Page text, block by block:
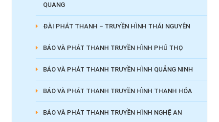
QUANG
ĐÀI PHÁT THANH – TRUYỀN HÌNH THÁI NGUYÊN
BÁO VÀ PHÁT THANH TRUYỀN HÌNH PHÚ THỌ
BÁO VÀ PHÁT THANH TRUYỀN HÌNH QUẢNG NINH
BÁO VÀ PHÁT THANH TRUYỀN HÌNH THANH HÓA
BÁO VÀ PHÁT THANH TRUYỀN HÌNH NGHỆ AN